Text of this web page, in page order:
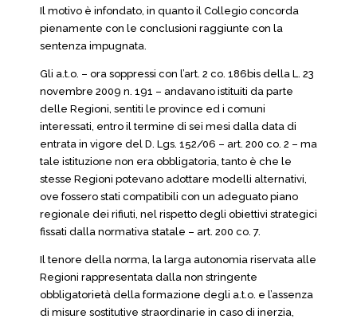
Il motivo è infondato, in quanto il Collegio concorda
pienamente con le conclusioni raggiunte con la
sentenza impugnata.
Gli a.t.o. – ora soppressi con l’art. 2 co. 186bis della L. 23
novembre 2009 n. 191 – andavano istituiti da parte
delle Regioni, sentiti le province ed i comuni
interessati, entro il termine di sei mesi dalla data di
entrata in vigore del D. Lgs. 152/06 – art. 200 co. 2 – ma
tale istituzione non era obbligatoria, tanto è che le
stesse Regioni potevano adottare modelli alternativi,
ove fossero stati compatibili con un adeguato piano
regionale dei rifiuti, nel rispetto degli obiettivi strategici
fissati dalla normativa statale – art. 200 co. 7.
Il tenore della norma, la larga autonomia riservata alle
Regioni rappresentata dalla non stringente
obbligatorietà della formazione degli a.t.o. e l’assenza
di misure sostitutive straordinarie in caso di inerzia,